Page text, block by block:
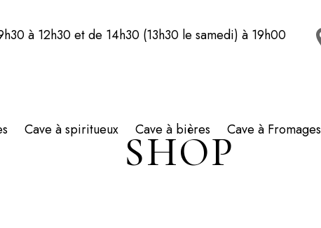
à 12h30 et de 14h30 (13h30 le samedi) à 19h00
Cave à spiritueux Cave à bières Cave à Fromages
SHOP